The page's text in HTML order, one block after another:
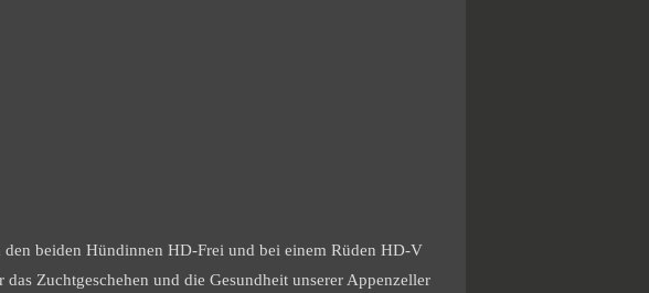
beiden Hündinnen HD-Frei und bei einem Rüden HD-V
Zuchtgeschehen und die Gesundheit unserer Appenzeller